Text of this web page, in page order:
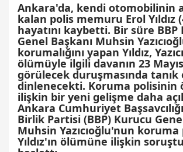
Ankara'da, kendi otomobilinin
kalan polis memuru Erol Yıldız
hayatını kaybetti. Bir süre BBP
Genel Başkanı Muhsin
korumalığını yapan Yıldız,
ölümüyle ilgili davanın 23
görülecek duruşmasında tanık
dinlenecekti. Koruma polisinin
ilişkin bir yeni gelişme daha
Ankara Cumhuriyet
Birlik Partisi (BBP) Kurucu
Muhsin Yazıcıoğlu'nun koruma
Yıldız'ın ölümüne ilişkin